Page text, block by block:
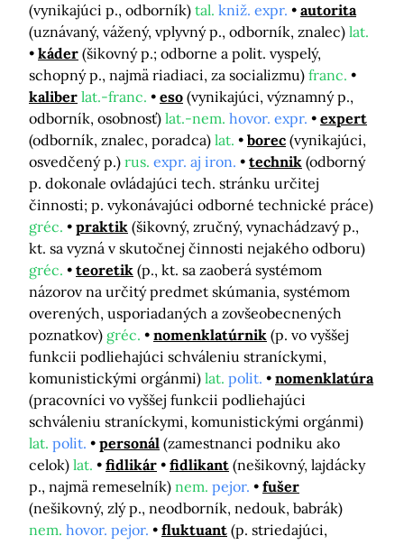
(vynikajúci p., odborník) tal. kniž. expr.
autorita
(uznávaný, vážený, vplyvný p., odborník, znalec) lat.
káder (šikovný p.; odborne a polit. vyspelý,
schopný p., najmä riadiaci, za socializmu) franc.
kaliber lat.-franc. eso (vynikajúci, významný p.,
odborník, osobnosť) lat.-nem. hovor. expr.
expert
(odborník, znalec, poradca) lat. borec (vynikajúci,
osvedčený p.) rus. expr. aj iron. technik (odborný
p. dokonale ovládajúci tech. stránku určitej
činnosti; p. vykonávajúci odborné technické práce)
gréc.
praktik (šikovný, zručný, vynachádzavý p.,
kt. sa vyzná v skutočnej činnosti nejakého odboru)
gréc.
teoretik (p., kt. sa zaoberá systémom
názorov na určitý predmet skúmania, systémom
overených, usporiadaných a zovšeobecnených
poznatkov) gréc. nomenklatúrnik (p. vo vyššej
funkcii podliehajúci schváleniu straníckymi,
komunistickými orgánmi) lat. polit.
nomenklatúra
(pracovníci vo vyššej funkcii podliehajúci
schváleniu straníckymi, komunistickými orgánmi)
lat. polit. personál (zamestnanci podniku ako
celok) lat. fidlikár fidlikant (nešikovný, lajdácky
p., najmä remeselník) nem. pejor.
fušer
(nešikovný, zlý p., neodborník, nedouk, babrák)
nem. hovor. pejor. fluktuant (p. striedajúci,